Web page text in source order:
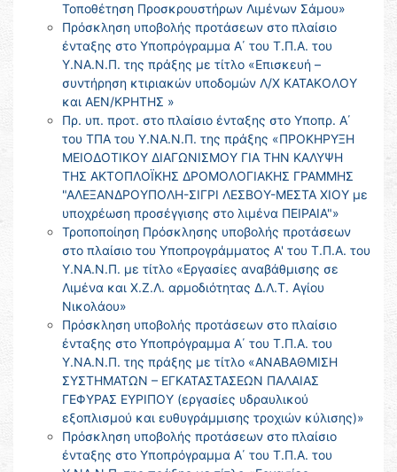
Τοποθέτηση Προσκρουστήρων Λιμένων Σάμου»
Πρόσκληση υποβολής προτάσεων στο πλαίσιο
ένταξης στο Υποπρόγραμμα Α΄ του Τ.Π.Α. του
Υ.ΝΑ.Ν.Π. της πράξης με τίτλο «Επισκευή –
συντήρηση κτιριακών υποδομών Λ/Χ ΚΑΤΑΚΟΛΟΥ
και ΑΕΝ/ΚΡΗΤΗΣ »
Πρ. υπ. προτ. στο πλαίσιο ένταξης στο Υποπρ. Α΄
του ΤΠΑ του Υ.ΝΑ.Ν.Π. της πράξης «ΠΡΟΚΗΡΥΞΗ
ΜΕΙΟΔΟΤΙΚΟΥ ΔΙΑΓΩΝΙΣΜΟΥ ΓΙΑ ΤΗΝ ΚΑΛΥΨΗ
ΤΗΣ ΑΚΤΟΠΛΟΪΚΗΣ ΔΡΟΜΟΛΟΓΙΑΚΗΣ ΓΡΑΜΜΗΣ
"ΑΛΕΞΑΝΔΡΟΥΠΟΛΗ-ΣΙΓΡΙ ΛΕΣΒΟΥ-ΜΕΣΤΑ ΧΙΟΥ με
υποχρέωση προσέγγισης στο λιμένα ΠΕΙΡΑΙΑ"»
Τροποποίηση Πρόσκλησης υποβολής προτάσεων
στο πλαίσιο του Υποπρογράμματος Α' του Τ.Π.Α. του
Υ.ΝΑ.Ν.Π. με τίτλο «Εργασίες αναβάθμισης σε
Λιμένα και Χ.Ζ.Λ. αρμοδιότητας Δ.Λ.Τ. Αγίου
Νικολάου»
Πρόσκληση υποβολής προτάσεων στο πλαίσιο
ένταξης στο Υποπρόγραμμα Α΄ του Τ.Π.Α. του
Υ.ΝΑ.Ν.Π. της πράξης με τίτλο «ΑΝΑΒΑΘΜΙΣΗ
ΣΥΣΤΗΜΑΤΩΝ – ΕΓΚΑΤΑΣΤΑΣΕΩΝ ΠΑΛΑΙΑΣ
ΓΕΦΥΡΑΣ ΕΥΡΙΠΟΥ (εργασίες υδραυλικού
εξοπλισμού και ευθυγράμμισης τροχιών κύλισης)»
Πρόσκληση υποβολής προτάσεων στο πλαίσιο
ένταξης στο Υποπρόγραμμα Α΄ του Τ.Π.Α. του